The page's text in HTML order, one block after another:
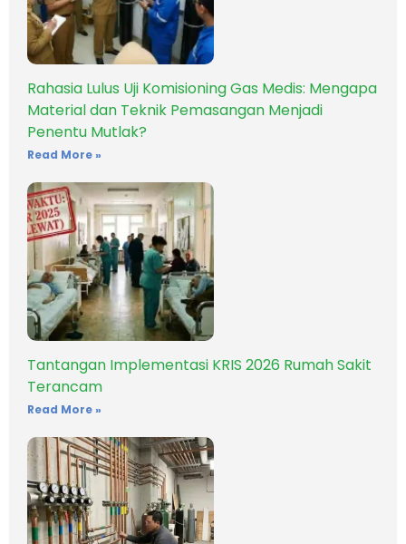
Rahasia Lulus Uji Komisioning Gas Medis: Mengapa
Material dan Teknik Pemasangan Menjadi
Penentu Mutlak?
Read More »
Tantangan Implementasi KRIS 2026 Rumah Sakit
Terancam
Read More »